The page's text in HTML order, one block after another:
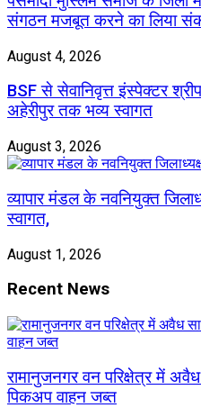
संगठन मजबूत करने का लिया
August 4, 2026
BSF से सेवानिवृत्त इंस्पेक्टर
अहेरीपुर तक भव्य स्वागत
August 3, 2026
व्यापार मंडल के नवनियुक्त
स्वागत,
August 1, 2026
Recent News
रामानुजनगर वन परिक्षेत्र में अवैध
पिकअप वाहन जब्त